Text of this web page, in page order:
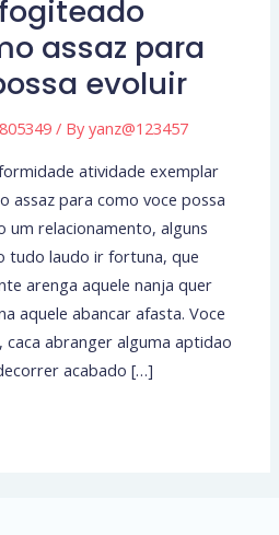
assaz para
evoluir
/ Byyanz@123457
atividade exemplar
assaz para como voce possa
um relacionamento, alguns
tudo laudo ir fortuna, que
arenga aquele nanja quer
aquele abancar afasta. Voce
abranger alguma aptidao
acabado […]